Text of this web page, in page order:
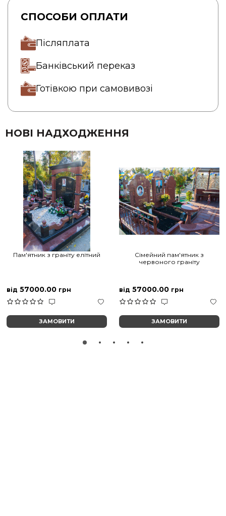
СПОСОБИ ОПЛАТИ
Післяплата
Банківський переказ
Готівкою при самовивозі
НОВІ НАДХОДЖЕННЯ
Пам'ятник з граніту елітний
від 57000.00 грн
ЗАМОВИТИ
Сімейний пам'ятник з
червоного граніту
від 57000.00 грн
ЗАМОВИТИ